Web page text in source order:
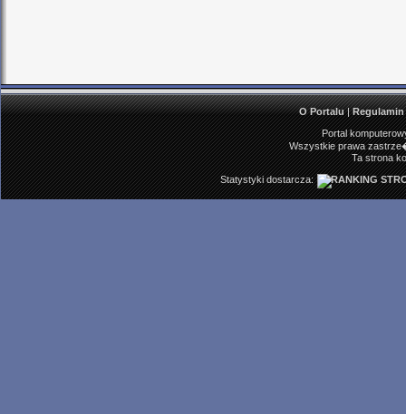
O Portalu|Regulamin
Portal
Wszystkie prawa
Ta strona
Statystyki dostarcza: